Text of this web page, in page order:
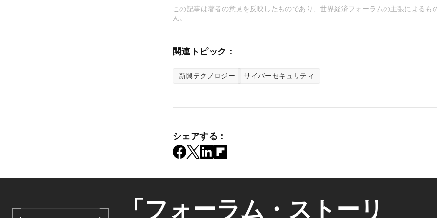
この記事は著者の意見を反映したものであり、世界経済フォーラムの主張によるも
ん。
関連トピック：
新興テクノロジー サイバーセキュリティ
シェアする：
「フォーラム・ストーリ